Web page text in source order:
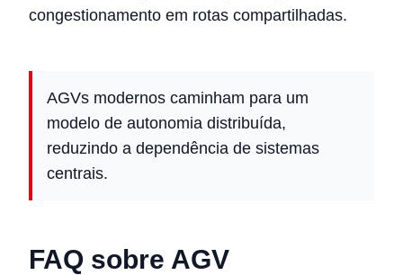
congestionamento em rotas compartilhadas.
AGVs modernos caminham para um
modelo de autonomia distribuída,
reduzindo a dependência de sistemas
centrais.
FAQ sobre AGV